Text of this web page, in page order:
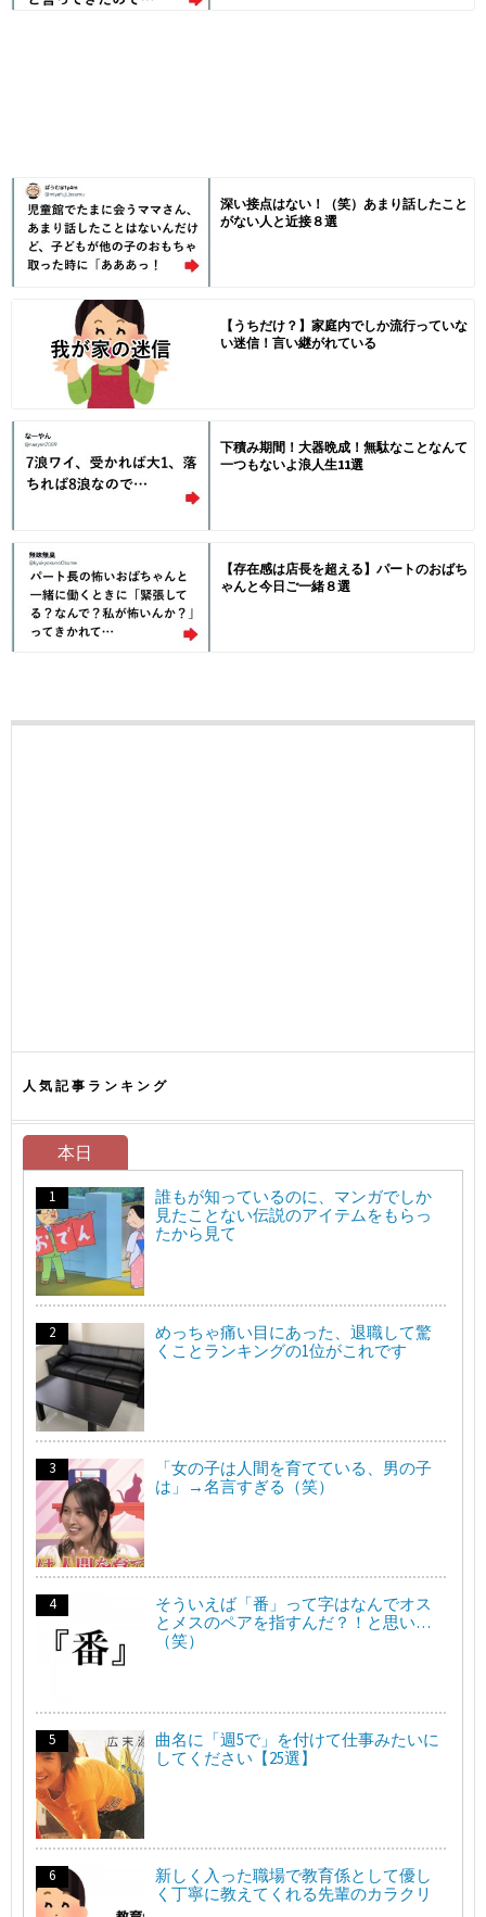
深い接点はない！（笑）あまり話したこと
がない人と近接８選
【うちだけ？】家庭内でしか流行っていな
い迷信！言い継がれている
下積み期間！大器晩成！無駄なことなんて
一つもないよ浪人生11選
【存在感は店長を超える】パートのおばち
ゃんと今日ご一緒８選
人気記事ランキング
本日
誰もが知っているのに、マンガでしか
見たことない伝説のアイテムをもらっ
たから見て
めっちゃ痛い目にあった、退職して驚
くことランキングの1位がこれです
「女の子は人間を育てている、男の子
は」→名言すぎる（笑）
そういえば「番」って字はなんでオス
とメスのペアを指すんだ？！と思い…
（笑）
曲名に「週5で」を付けて仕事みたいに
してください【25選】
新しく入った職場で教育係として優し
く丁寧に教えてくれる先輩のカラクリ